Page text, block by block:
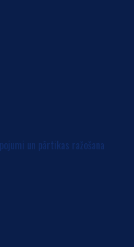
un pārtikas ražošana